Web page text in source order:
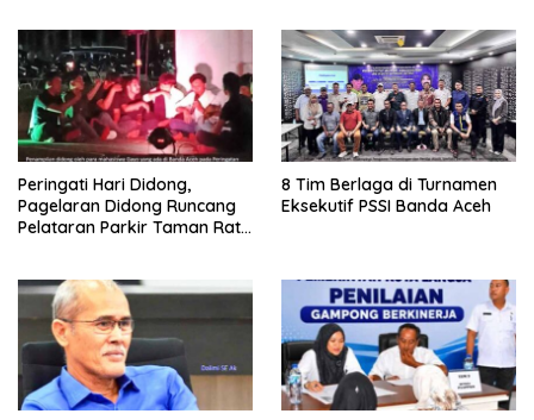
Peringati Hari Didong,
Pagelaran Didong Runcang
Pelataran Parkir Taman Ratu
8 Tim Berlaga di Turnamen
Eksekutif PSSI Banda Aceh